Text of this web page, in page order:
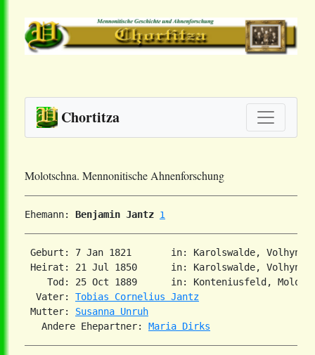
Chortitza
Molotschna. Mennonitische Ahnenforschung
Ehemann: Benjamin Jantz 1
Geburt: 7 Jan 1821       in: Karolswalde,
Heirat: 21 Jul 1850      in: Karolswalde,
Tod: 25 Oct 1889      in: Konteniusfeld,
  Vater:
Tobias Cornelius Jantz
Mutter: Susanna Unruh
   Andere Ehepartner:
Maria Dirks